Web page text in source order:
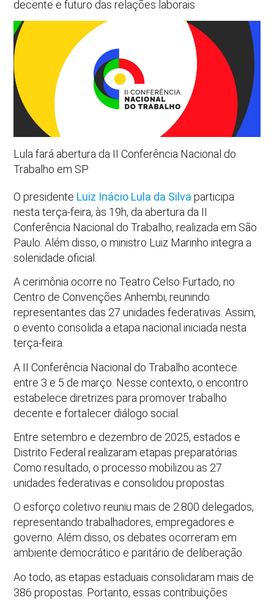
decente e futuro das relações laborais
Lula fará abertura da II Conferência Nacional do
Trabalho em SP
O presidente Luiz Inácio Lula da Silva participa
nesta terça-feira, às 19h, da abertura da II
Conferência Nacional do Trabalho, realizada em São
Paulo. Além disso, o ministro Luiz Marinho integra a
solenidade oficial.
A cerimônia ocorre no Teatro Celso Furtado, no
Centro de Convenções Anhembi, reunindo
representantes das 27 unidades federativas. Assim,
o evento consolida a etapa nacional iniciada nesta
terça-feira.
A II Conferência Nacional do Trabalho acontece
entre 3 e 5 de março. Nesse contexto, o encontro
estabelece diretrizes para promover trabalho
decente e fortalecer diálogo social.
Entre setembro e dezembro de 2025, estados e
Distrito Federal realizaram etapas preparatórias.
Como resultado, o processo mobilizou as 27
unidades federativas e consolidou propostas.
O esforço coletivo reuniu mais de 2.800 delegados,
representando trabalhadores, empregadores e
governo. Além disso, os debates ocorreram em
ambiente democrático e paritário de deliberação.
Ao todo, as etapas estaduais consolidaram mais de
386 propostas. Portanto, essas contribuições